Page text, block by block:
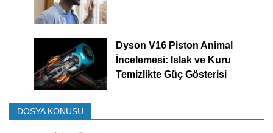
Dyson V16 Piston Animal
İncelemesi: Islak ve Kuru
Temizlikte Güç Gösterisi
DOSYA KONUSU